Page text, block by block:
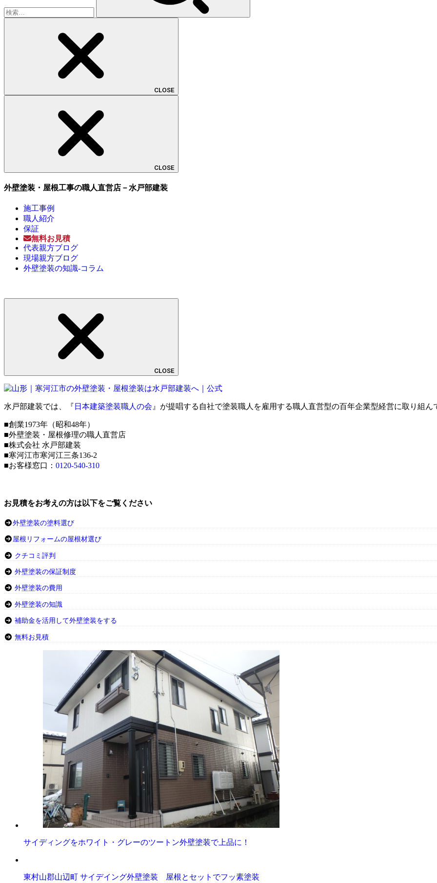
CLOSE
CLOSE
外壁塗装・屋根工事の職人直営店－水戸部建装
施工事例
職人紹介
保証
無料お見積
代表親方ブログ
現場親方ブログ
外壁塗装の知識-コラム
CLOSE
水戸部建装では、『 日本建築塗装職人の会 』が提唱する自社で塗装職人を雇用する職人直営型の百年企業型経営に取り組ん
■創業1973年（昭和48年）
■外壁塗装・屋根修理の職人直営店
■株式会社 水戸部建装
■寒河江市寒河江三条136-2
■お客様窓口： 0120-540-310
お見積をお考えの方は以下をご覧ください
外壁塗装の塗料選び
屋根リフォームの屋根材選び
クチコミ評判
外壁塗装の保証制度
外壁塗装の費用
外壁塗装の知識
補助金を活用して外壁塗装をする
無料お見積
サイディングをホワイト・グレーのツートン外壁塗装で上品に！
東村山郡山辺町 サイデイング外壁塗装 屋根とセットでフッ素塗装